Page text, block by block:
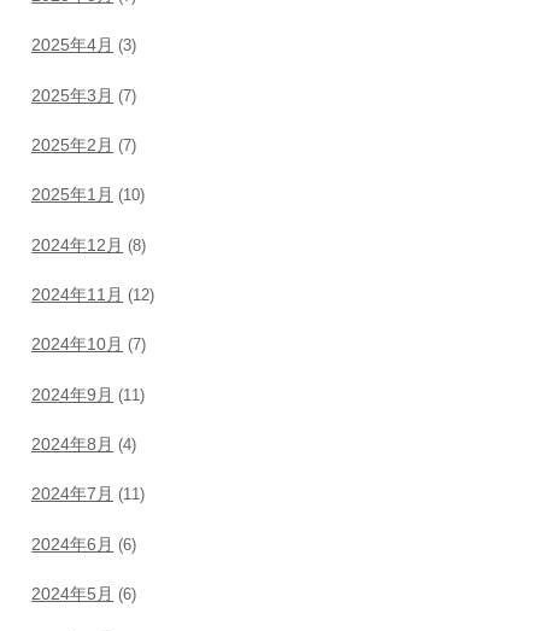
2025年4月 (3)
2025年3月 (7)
2025年2月 (7)
2025年1月 (10)
2024年12月 (8)
2024年11月 (12)
2024年10月 (7)
2024年9月 (11)
2024年8月 (4)
2024年7月 (11)
2024年6月 (6)
2024年5月 (6)